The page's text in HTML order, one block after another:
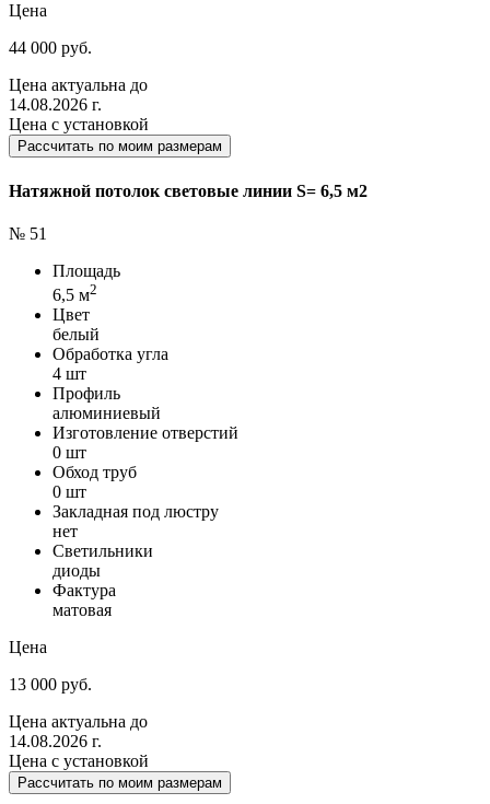
Цена
44 000 руб.
Цена актуальна до
14.08.2026 г.
Цена с установкой
Рассчитать по моим размерам
Натяжной потолок световые линии S= 6,5 м2
№ 51
Площадь
6,5 м2
Цвет
белый
Обработка угла
4 шт
Профиль
алюминиевый
Изготовление отверстий
0 шт
Обход труб
0 шт
Закладная под люстру
нет
Светильники
диоды
Фактура
матовая
Цена
13 000 руб.
Цена актуальна до
14.08.2026 г.
Цена с установкой
Рассчитать по моим размерам